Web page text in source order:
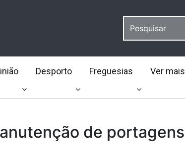
Desporto Freguesias Ver mais
de portagens